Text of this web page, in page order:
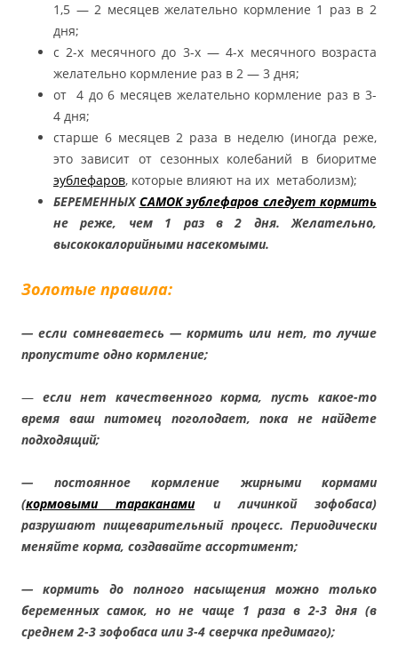
1,5 — 2 месяцев желательно кормление 1 раз в 2
дня;
с 2-х месячного до 3-х — 4-х месячного возраста
желательно кормление раз в 2 — 3 дня;
от 4 до 6 месяцев желательно кормление раз в 3-
4 дня;
старше 6 месяцев 2 раза в неделю (иногда реже,
это зависит от сезонных колебаний в биоритме
эублефаров, которые влияют на их метаболизм);
БЕРЕМЕННЫХСАМОК эублефаров следует кормить
не реже, чем 1 раз в 2 дня. Желательно,
высококалорийными насекомыми.
Золотые правила:
— если сомневаетесь — кормить или нет, то лучше
пропустите одно кормление;
— если нет качественного корма, пусть какое-то
время ваш питомец поголодает, пока не найдете
подходящий;
— постоянное кормление жирными кормами
(кормовыми тараканамии личинкой зофобаса)
разрушают пищеварительный процесс. Периодически
меняйте корма, создавайте ассортимент;
— кормить до полного насыщения можно только
беременных самок, но не чаще 1 раза в 2-3 дня (в
среднем 2-3 зофобаса или 3-4 сверчка предимаго);